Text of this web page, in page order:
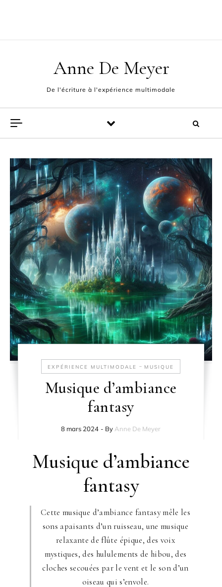
Anne De Meyer
De l'écriture à l'expérience multimodale
EXPÉRIENCE MULTIMODALE - MUSIQUE
Musique d’ambiance
fantasy
8 mars 2024 - By Anne De Meyer
Musique d’ambiance
fantasy
Cette musique d’ambiance fantasy mêle les
sons apaisants d’un ruisseau, une musique
relaxante de flûte épique, des voix
mystiques, des hululements de hibou, des
cloches secouées par le vent et le son d’un
oiseau qui s’envole.